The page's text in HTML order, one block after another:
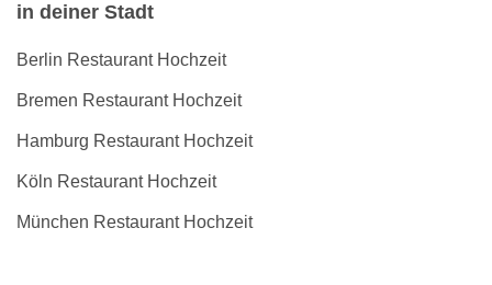
in deiner Stadt
Berlin Restaurant Hochzeit
Bremen Restaurant Hochzeit
Hamburg Restaurant Hochzeit
Köln Restaurant Hochzeit
München Restaurant Hochzeit